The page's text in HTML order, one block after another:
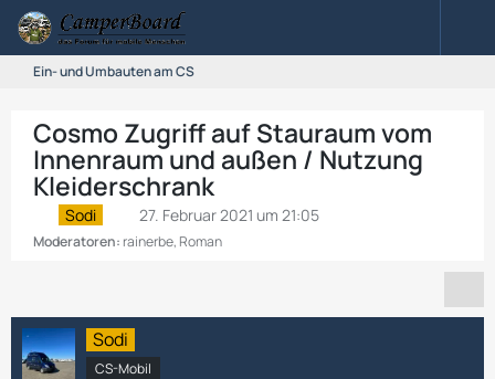
Ein- und Umbauten am CS
Cosmo Zugriff auf Stauraum vom
Innenraum und außen / Nutzung
Kleiderschrank
Sodi 27. Februar 2021 um 21:05
Moderatoren: rainerbe, Roman
Sodi
CS-Mobil